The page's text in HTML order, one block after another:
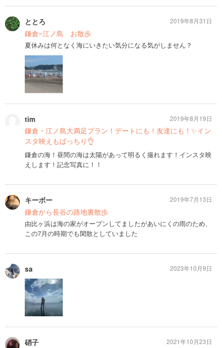
ととろ
鎌倉~江ノ島 お散歩
夏休みは何となく海にいきたい気分になる気がしません？
2019年8月31日
tim
鎌倉・江ノ島大満足プラン！デートにも！友達にも！✨イン
スタ映えもばっちり👌
鎌倉の海！昼間の海は太陽があって明るく撮れます！インスタ映
えします！記念写真に！！
2019年8月19日
キーボー
鎌倉から長谷の路地裏散歩
由比ヶ浜は海の家がオープンしてましたがあいにくの雨のため、
この7月の時期でも閑散としていました
2019年7月13日
sa 2023年10月9日
硝子 2021年10月23日